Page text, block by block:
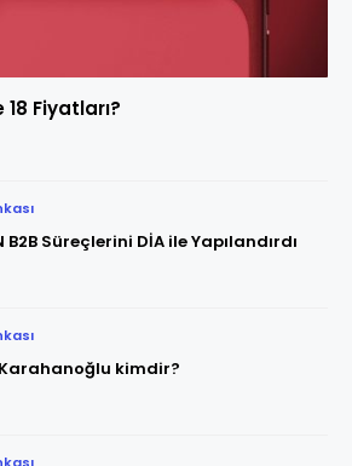
Fiyatları?
B2B Süreçlerini DİA ile Yapılandırdı
kimdir?